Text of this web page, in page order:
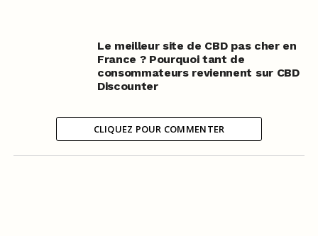
Le meilleur site de CBD pas cher en
France ? Pourquoi tant de
consommateurs reviennent sur CBD
Discounter
CLIQUEZ POUR COMMENTER